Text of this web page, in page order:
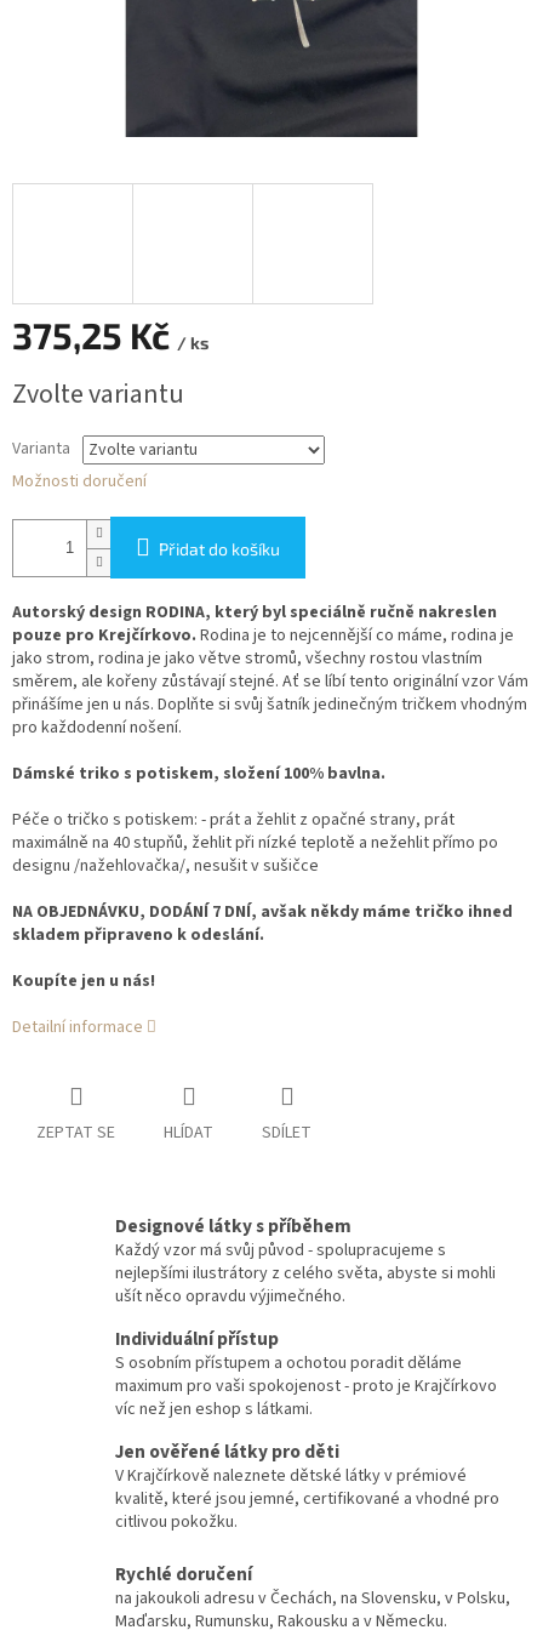
375,25 Kč / ks
cena:
Zvolte variantu
Varianta
Možnosti doručení
Přidat do košíku
Autorský design RODINA, který byl speciálně ručně nakreslen
pouze pro Krejčírkovo. Rodina je to nejcennější co máme, rodina je
jako strom, rodina je jako větve stromů, všechny rostou vlastním
směrem, ale kořeny zůstávají stejné. Ať se líbí tento originální vzor Vám
přinášíme jen u nás. Doplňte si svůj šatník jedinečným tričkem vhodným
pro každodenní nošení.
Dámské triko s potiskem, složení 100% bavlna.
Péče o tričko s potiskem: - prát a žehlit z opačné strany, prát
maximálně na 40 stupňů, žehlit při nízké teplotě a nežehlit přímo po
designu /nažehlovačka/, nesušit v sušičce
NA OBJEDNÁVKU, DODÁNÍ 7 DNÍ, avšak někdy máme tričko ihned
skladem připraveno k odeslání.
Koupíte jen u nás!
Detailní informace
ZEPTAT SE HLÍDAT SDÍLET
Designové látky s příběhem
Každý vzor má svůj původ - spolupracujeme s
nejlepšími ilustrátory z celého světa, abyste si mohli
ušít něco opravdu výjimečného.
Individuální přístup
S osobním přístupem a ochotou poradit děláme
maximum pro vaši spokojenost - proto je Krajčírkovo
víc než jen eshop s látkami.
Jen ověřené látky pro děti
V Krajčírkově naleznete dětské látky v prémiové
kvalitě, které jsou jemné, certifikované a vhodné pro
citlivou pokožku.
Rychlé doručení
na jakoukoli adresu v Čechách, na Slovensku, v Polsku,
Maďarsku, Rumunsku, Rakousku a v Německu.